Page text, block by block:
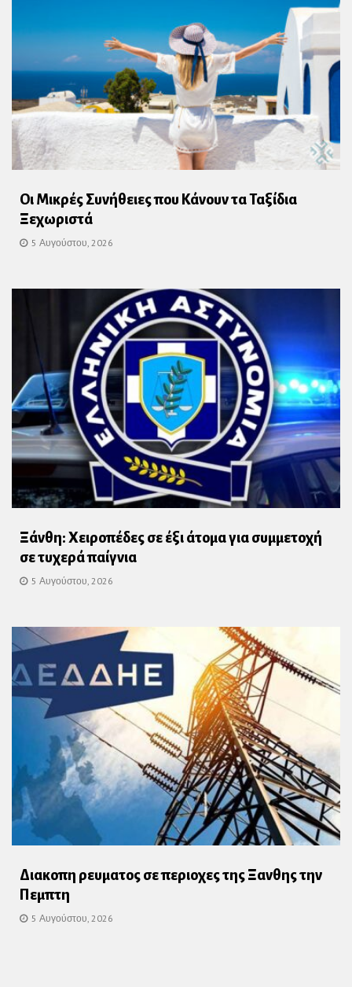
Οι Μικρές Συνήθειες που Κάνουν τα Ταξίδια
Ξεχωριστά
5 Αυγούστου, 2026
Ξάνθη: Χειροπέδες σε έξι άτομα για συμμετοχή
σε τυχερά παίγνια
5 Αυγούστου, 2026
Διακοπη ρευματος σε περιοχες της Ξανθης την
Πεμπτη
5 Αυγούστου, 2026